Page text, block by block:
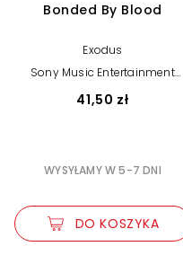
Bonded By Blood
Exodus
Sony Music Entertainment
41,50 zł
WYSYŁAMY W 5-7 DNI
DO KOSZYKA